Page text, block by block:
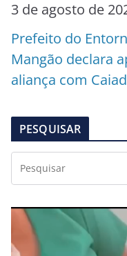
3 de agosto de
Prefeito do
Mangão declara
aliança com
PESQUISAR